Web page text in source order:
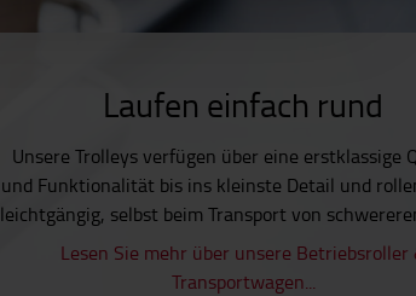
Laufen einfach rund
Unsere Trolleys verfügen über eine erstklassige
und Funktionalität bis ins kleinste Detail und
leichtgängig, selbst beim Transport von
Lesen Sie mehr über unsere Betriebsroller
Transportwagen...